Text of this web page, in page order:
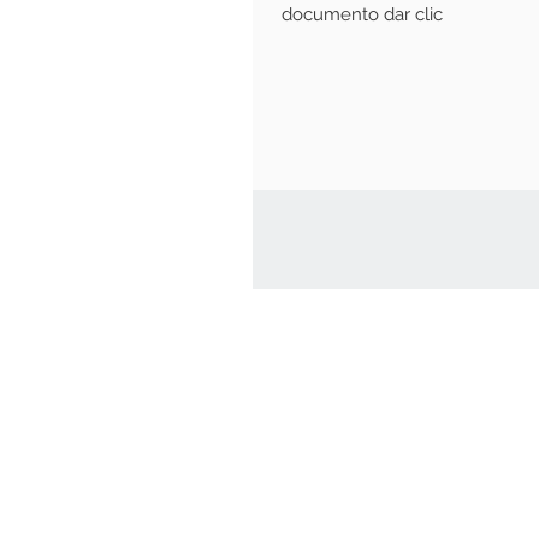
documento dar clic